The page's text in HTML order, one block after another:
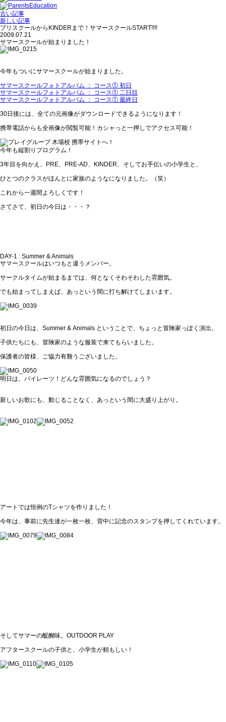
古い記事
新しい記事
プリスクールからKINDERまで！サマースクールSTART!!!!
2009.07.21
サマースクールが始まりました！
今年もついにサマースクールが始まりました。
サマースクールフォトアルバム ： コース① 初日
サマースクールフォトアルバム ： コース① 二日目
サマースクールフォトアルバム ： コース① 最終日
30日後には、全ての元画像がダウンロードできるようになります！
携帯電話からも全画像が閲覧可能！カシャっと一押しでアクセス可能！
今年も縦割りプログラム！
3年目を向かえ、PRE、PRE-AD、KINDER、そしてお手伝いの小学生と、
ひとつのクラスがほんとに家族のようなになりました。（笑）
これから一週間よろしくです！
さてさて、初日の今日は・・・？
DAY-1 : Summer & Animals
サマースクールはいつもと違うメンバー。
サークルタイムが始まるまでは、何となくそわそわした雰囲気。
でも始まってしまえば、あっという間に打ち解けてしまいます。
初日の今日は、Summer & Animals ということで、ちょっと冒険家っぽく演出。
子供たちにも、冒険家のような服装で来てもらいました。
保護者の皆様、ご協力有難うございました。
明日は、パイレーツ！どんな雰囲気になるのでしょう？
新しいお歌にも、動じることなく、あっという間に大盛り上がり。
アートでは恒例のTシャツを作りました！
今年は、事前に先生達が一枚一枚、背中に記念のスタンプを押してくれています。
そしてサマーの醍醐味。OUTDOOR PLAY
アフタースクールの子供と、小学生が頼もしい！